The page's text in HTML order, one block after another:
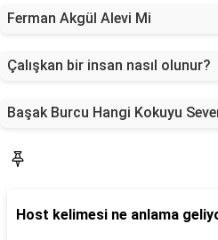
Ferman Akgül Alevi Mi
Çalışkan bir insan nasıl olunur?
Başak Burcu Hangi Kokuyu
Host kelimesi ne anlama